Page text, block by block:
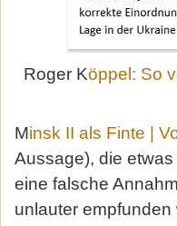
Roger Köppel: So
Minsk II als Finte |
Aussage), die
eine falsche
unlauter empfunden